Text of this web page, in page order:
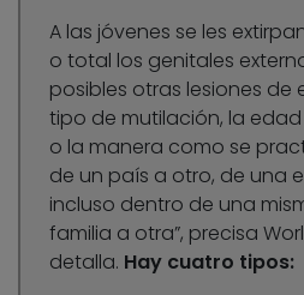
A las jóvenes se les
o total los genitales
posibles otras lesiones de
tipo de mutilación, la
o la manera como se
de un país a otro, de una
incluso dentro de una
familia a otra”, precisa
detalla. Hay cuatro tipos: